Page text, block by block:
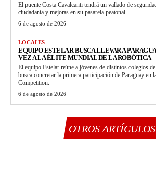
El puente Costa Cavalcanti tendrá un vallado de
ciudadanía y mejoras en su pasarela peatonal.
6 de agosto de 2026
LOCALES
EQUIPO ESTELAR BUSCA LLEVAR A
VEZ A LA ÉLITE MUNDIAL DE LA ROBÓTICA
El equipo Estelar reúne a jóvenes de distintos colegios
busca concretar la primera participación de Paraguay en
Competition.
6 de agosto de 2026
OTROS ARTÍCULOS